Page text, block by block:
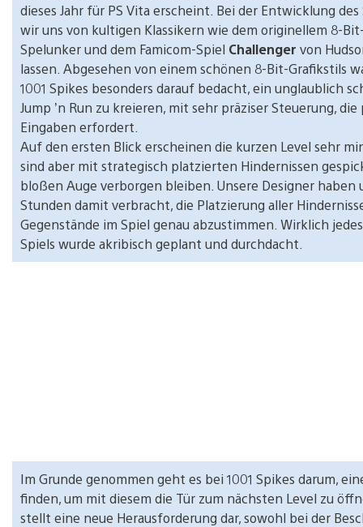
dieses Jahr für PS Vita erscheint. Bei der Entwicklung
wir uns von kultigen Klassikern wie dem originellem 8-
Spelunker und dem Famicom-Spiel Challenger von
lassen. Abgesehen von einem schönen 8-Bit-Grafikstils
1001 Spikes besonders darauf bedacht, ein unglaublich
Jump ’n Run zu kreieren, mit sehr präziser Steuerung,
Eingaben erfordert.
Auf den ersten Blick erscheinen die kurzen Level sehr
sind aber mit strategisch platzierten Hindernissen
bloßen Auge verborgen bleiben. Unsere Designer haben
Stunden damit verbracht, die Platzierung aller
Gegenstände im Spiel genau abzustimmen. Wirklich
Spiels wurde akribisch geplant und durchdacht.
Im Grunde genommen geht es bei 1001 Spikes darum,
finden, um mit diesem die Tür zum nächsten Level zu
stellt eine neue Herausforderung dar, sowohl bei der